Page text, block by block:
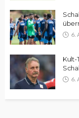
6.
Kult-
6.